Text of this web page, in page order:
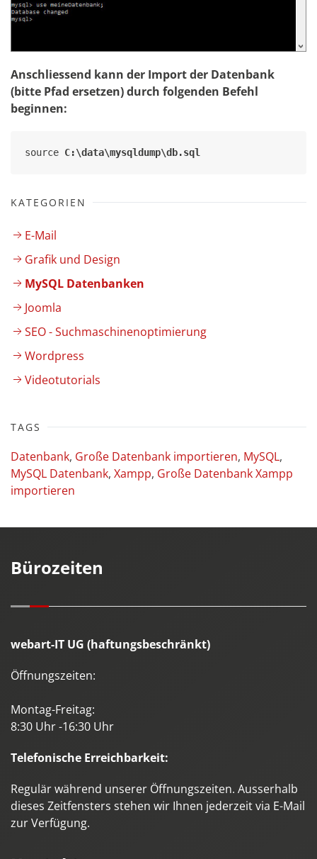
Anschliessend kann der Import der Datenbank
(bitte Pfad ersetzen) durch folgenden Befehl
beginnen:
source C:\data\mysqldump\db.sql
KATEGORIEN
E-Mail
Grafik und Design
MySQL Datenbanken
Joomla
SEO - Suchmaschinenoptimierung
Wordpress
Videotutorials
TAGS
Datenbank, Große Datenbank importieren, MySQL,
MySQL Datenbank, Xampp, Große Datenbank Xampp
importieren
Bürozeiten
webart-IT UG (haftungsbeschränkt)
Öffnungszeiten:
Montag-Freitag:
8:30 Uhr -16:30 Uhr
Telefonische Erreichbarkeit:
Regulär während unserer Öffnungszeiten. Ausserhalb
dieses Zeitfensters stehen wir Ihnen jederzeit via E-Mail
zur Verfügung.